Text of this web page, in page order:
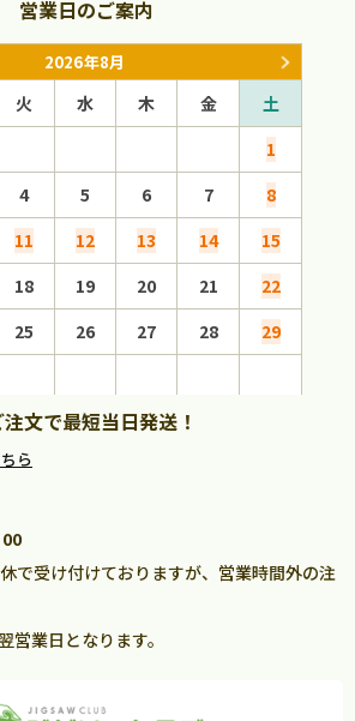
営業日のご案内
2026年8月
火 水 木 金
土
1
4 5 6 7
8
11 12 13 14
15
18 19 20 21
22
25 26 27 28
29
文で最短当日発送！
ら
で受け付けておりますが、営業時間外の注
営業日となります。